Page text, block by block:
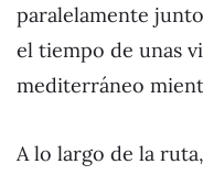
paralelamente
el tiempo de unas
mediterráneo
A lo largo de la